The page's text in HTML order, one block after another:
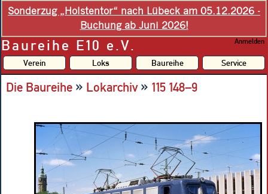
Sonderzug „Holstentor“ nach Lübeck am 05.12.2026 -
Buchung ab Juni 2026!
Baureihe E10 e.V. Anmelden
Verein Loks Baureihe Service
Die Baureihe » Lokarchiv» 115 148–9